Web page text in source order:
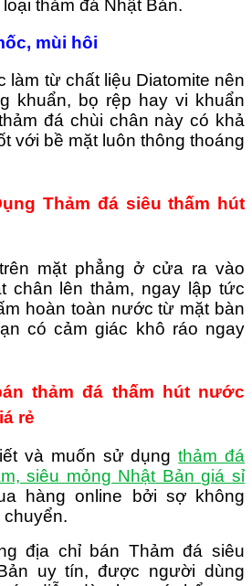
thảm đá Nhật Bản.
mùi hôi
làm từ chất liệu Diatomite nên
khuẩn, bọ rệp hay vi khuẩn
đá chùi chân này có khả
với bề mặt luôn thông thoáng
Thảm đá siêu thấm hút
mặt phẳng ở cửa ra vào
chân lên thảm, ngay lập tức
hoàn toàn nước từ mặt bàn
có cảm giác khô ráo ngay
thảm đá thấm hút nước
rẻ
và muốn sử dụngthảm đá
siêu mỏng Nhật Bản giá sỉ
hàng online bởi sợ không
địa chỉ bán Thảm đá siêu
uy tín, được người dùng